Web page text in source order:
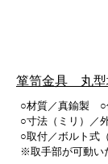
箪笥金具 丸
○材質／真鍮製 ○
○寸法（ミリ）／
○取付／ボルト式
※取手部が可動い